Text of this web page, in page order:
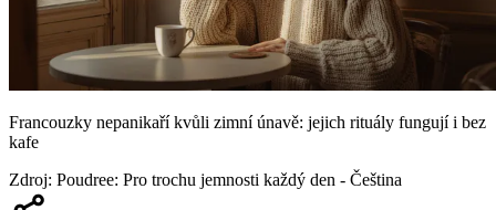
Francouzky nepanikaří kvůli zimní únavě: jejich rituály fungují i bez
kafe
Zdroj: Poudree: Pro trochu jemnosti každý den - Čeština